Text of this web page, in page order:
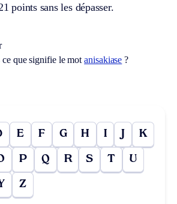
points sans les dépasser.
ce que signifie le motanisakiase ?
E F G H I J K
P Q R S T U
Z